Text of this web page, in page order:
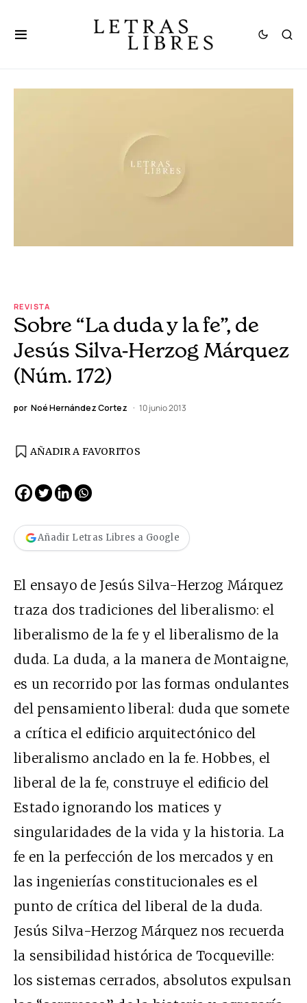
REVISTA
Sobre “La duda y la fe”, de
Jesús Silva-Herzog Márquez
(Núm. 172)
por Noé Hernández Cortez 10 junio 2013
AÑADIR A FAVORITOS
Añadir Letras Libres a Google
El ensayo de Jesús Silva-Herzog Márquez
traza dos tradiciones del liberalismo: el
liberalismo de la fe y el liberalismo de la
duda. La duda, a la manera de Montaigne,
es un recorrido por las formas ondulantes
del pensamiento liberal: duda que somete
a crítica el edificio arquitectónico del
liberalismo anclado en la fe. Hobbes, el
liberal de la fe, construye el edificio del
Estado ignorando los matices y
singularidades de la vida y la historia. La
fe en la perfección de los mercados y en
las ingenierías constitucionales es el
punto de crítica del liberal de la duda.
Jesús Silva-Herzog Márquez nos recuerda
la sensibilidad histórica de Tocqueville:
los sistemas cerrados, absolutos expulsan